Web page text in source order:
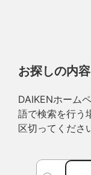
お探しの内
DAIKENホーム
語で検索を行う
区切ってくださ